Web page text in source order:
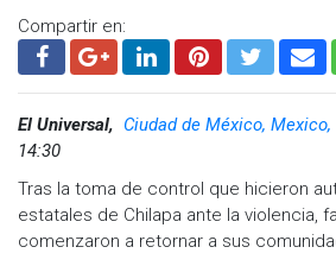
Compartir en:
El Universal, Ciudad de México, Mexico,
14:30
Tras la toma de control que hicieron
estatales de Chilapa ante la violencia,
comenzaron a retornar a sus